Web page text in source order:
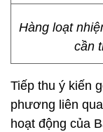
Hàng loạt
cần
Tiếp thu ý kiến
phương liên
hoạt động của